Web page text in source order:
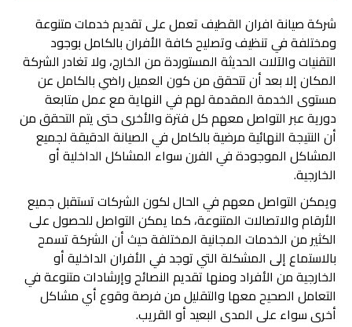
شركة صيانة افران القطيف تعمل على تقديم خدمات متنوعة
ومختلفة في تنظيف وتصليح كافة الأفران بالكامل بوجود
التقنيات والآلات الحديثة المستوردة من الخارج، ولا تغادر الشركة
المكان إلا بعد أن تتحقق من كون العميل راضي بالكامل عن
مستوى الخدمة المقدمة لهم في النهاية مع عمل متابعة
دورية عبر التواصل معهم كل فترة والأخرى حتى يتم التحقق من
أن النتيجة النهائية مرضية بالكامل في الصيانة الدقيقة لجميع
المشاكل الموجودة في الفرن سواء المشاكل الداخلية أو
الخارجية.
ويمكن التواصل معهم في الحال لكون الشركات تستقبل جميع
الأرقام والاتصالات المتنوعة، كما يمكن التواصل للحصول على
الكثير من الخدمات المجانية المختلفة حيث أن الشركة تسمح
بالاستماع إلى المشكلة التي توجد في الأفران الداخلية أو
الخارجية من الأفراد ومنها تقديم النصائح وإرشادات متنوعة في
التعامل الصحيح معها والتقليل من فرصة وقوع أي مشاكل
أخرى سواء على المدى البعيد أو القريب.